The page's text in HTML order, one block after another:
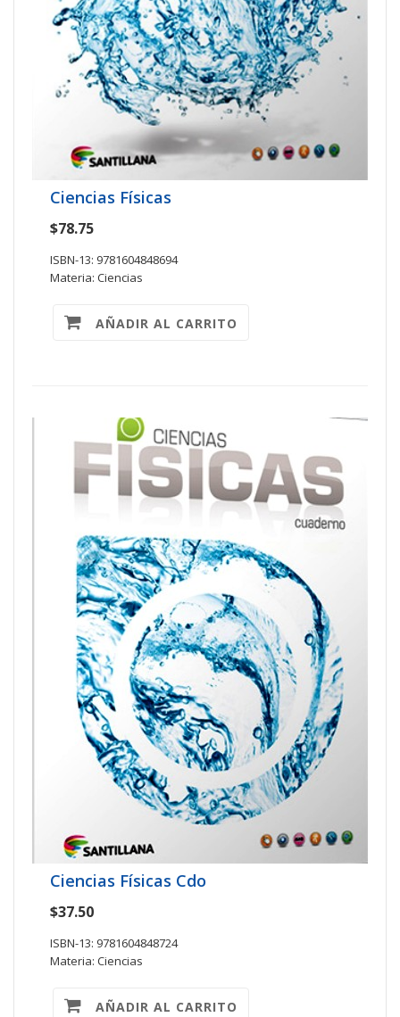
Ciencias Físicas
$78.75
ISBN-13: 9781604848694
Materia: Ciencias
AÑADIR AL CARRITO
Ciencias Físicas Cdo
$37.50
ISBN-13: 9781604848724
Materia: Ciencias
AÑADIR AL CARRITO